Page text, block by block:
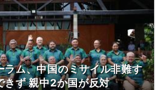
ラム、中国のミサイル非難す
きず 親中2か国が反対